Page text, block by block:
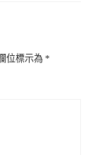
位標示為 *